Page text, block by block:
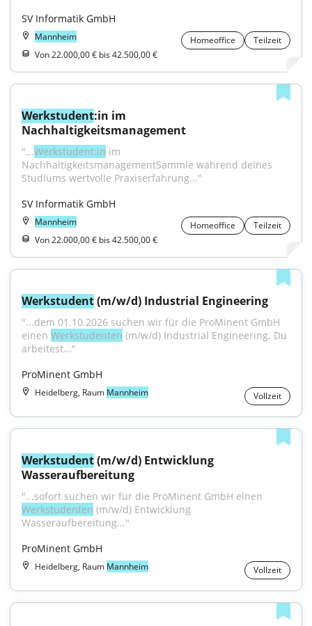
SV Informatik GmbH
Mannheim Homeoffice
Teilzeit
Von 22.000,00 € bis 42.500,00 €
Werkstudent:in im
Nachhaltigkeitsmanagement
"...Werkstudent:in im
NachhaltigkeitsmanagementSammle während deines
Studiums wertvolle Praxiserfahrung..."
SV Informatik GmbH
Mannheim Homeoffice
Teilzeit
Von 22.000,00 € bis 42.500,00 €
Werkstudent (m/w/d) Industrial Engineering
"...dem 01.10.2026 suchen wir für die ProMinent GmbH
einen Werkstudenten (m/w/d) Industrial Engineering. Du
arbeitest..."
ProMinent GmbH
Heidelberg, Raum Mannheim Vollzeit
Werkstudent (m/w/d) Entwicklung
Wasseraufbereitung
Werkstudenten (m/w/d) Entwicklung
Wasseraufbereitung..."
ProMinent GmbH
Heidelberg, Raum Mannheim Vollzeit